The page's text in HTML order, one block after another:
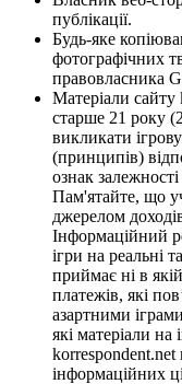
публікації.
Будь-яке
фотографічних
правовласника
Матеріали сайту
старше 21 року
викликати
(принципів)
ознак
Пам'ятайте, що
джерелом
Інформаційний
ігри на реальні
приймає ні в
платежів, які
азартними
які матеріали на
інформаційних